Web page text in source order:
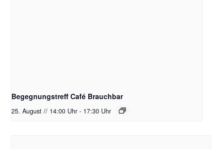
Begegnungstreff Café Brauchbar
25. August // 14:00 Uhr - 17:30 Uhr